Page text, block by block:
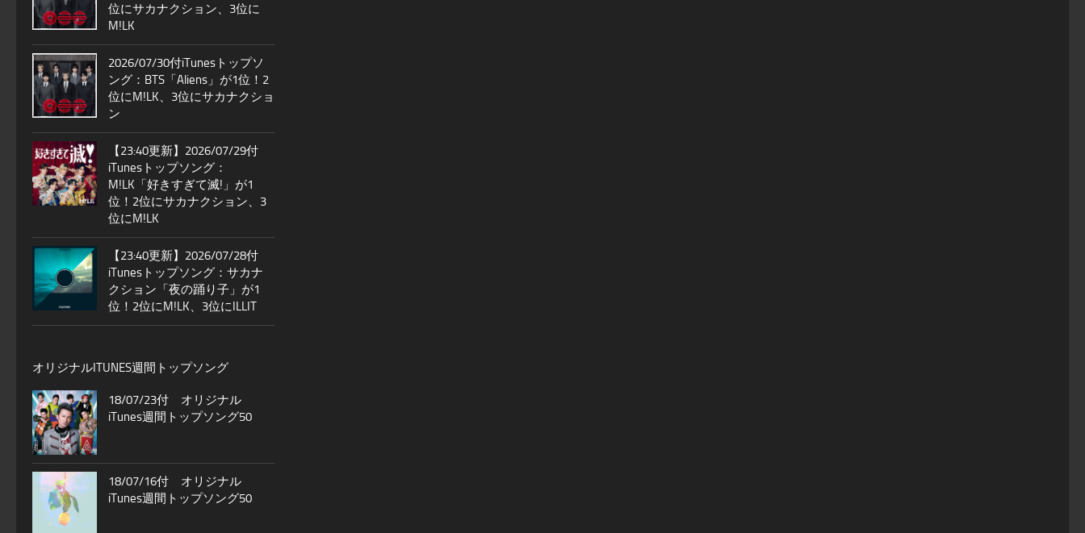
位にサカナクション、3位に
M!LK
2026/07/30付iTunesトップソ
ング：BTS「Aliens」が1位！2
位にM!LK、3位にサカナクショ
ン
【23:40更新】2026/07/29付
iTunesトップソング：
M!LK「好きすぎて滅!」が1
位！2位にサカナクション、3
位にM!LK
【23:40更新】2026/07/28付
iTunesトップソング：サカナ
クション「夜の踊り子」が1
位！2位にM!LK、3位にILLIT
オリジナルITUNES週間トップソング
18/07/23付 オリジナル
iTunes週間トップソング50
18/07/16付 オリジナル
iTunes週間トップソング50